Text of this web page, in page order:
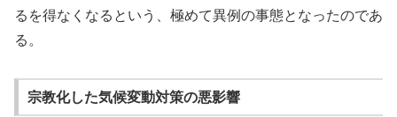
るを得なくなるという、極めて異例の事態となったのであ
る。
宗教化した気候変動対策の悪影響